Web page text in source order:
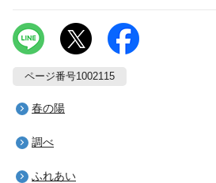
ページ番号1002115
春の陽
調べ
ふれあい